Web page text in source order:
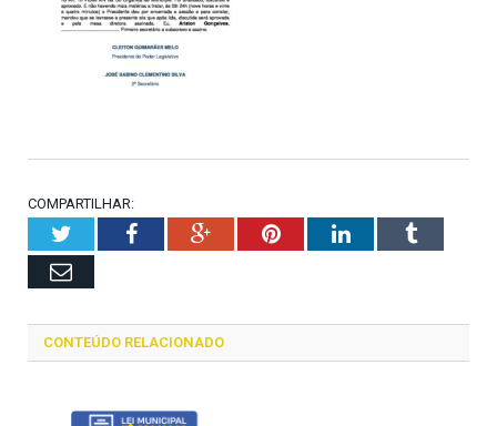
COMPARTILHAR:
TwitterFacebookGoogle+PinterestLinkedInTumblr
Email
CONTEÚDO RELACIONADO